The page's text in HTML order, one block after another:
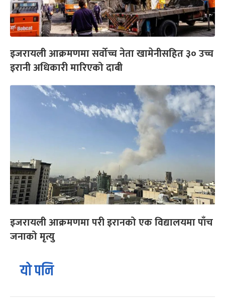
इजरायली आक्रमणमा सर्वोच्च नेता खामेनीसहित ३० उच्च
इरानी अधिकारी मारिएको दाबी
इजरायली आक्रमणमा परी इरानको एक विद्यालयमा पाँच
जनाको मृत्यु
यो पनि